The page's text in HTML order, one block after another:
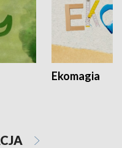
Ekomagia